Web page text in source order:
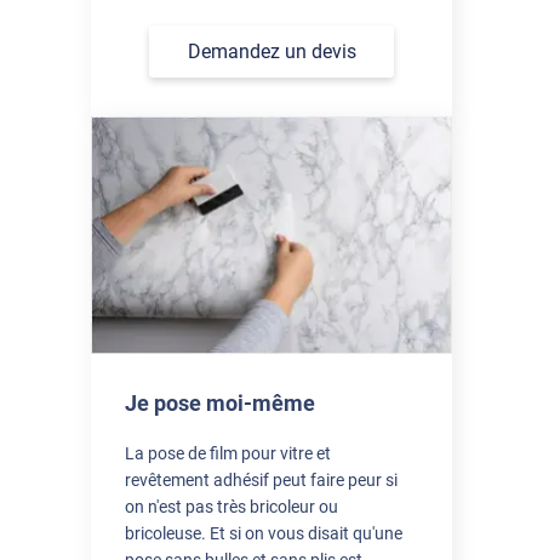
Demandez un devis
Je pose moi-même
La pose de film pour vitre et
revêtement adhésif peut faire peur si
on n'est pas très bricoleur ou
bricoleuse. Et si on vous disait qu'une